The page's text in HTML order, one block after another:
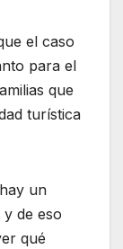
el caso
para el
que
turística
un
de eso
qué